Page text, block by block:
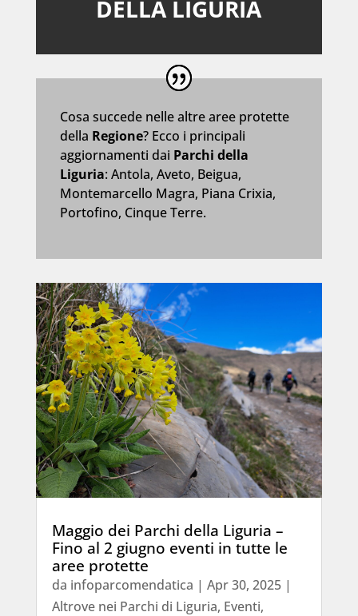
DELLA LIGURIA
Cosa succede nelle altre aree protette
della Regione? Ecco i principali
aggiornamenti dai Parchi della
Liguria: Antola, Aveto, Beigua,
Montemarcello Magra, Piana Crixia,
Portofino, Cinque Terre.
Maggio dei Parchi della Liguria –
Fino al 2 giugno eventi in tutte le
aree protette
da infoparcomendatica | Apr 30, 2025|
Altrove nei Parchi di Liguria, Eventi,